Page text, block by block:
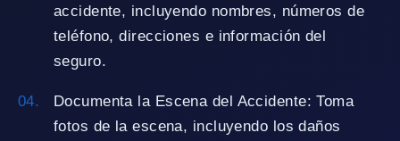
accidente, incluyendo nombres, números de
teléfono, direcciones e información del
seguro.
Documenta la Escena del Accidente: Toma
fotos de la escena, incluyendo los daños